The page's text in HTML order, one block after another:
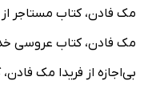
مک فادن، کتاب مستاجر از
مک فادن، کتاب عروسی
بی‌اجازه از فریدا مک